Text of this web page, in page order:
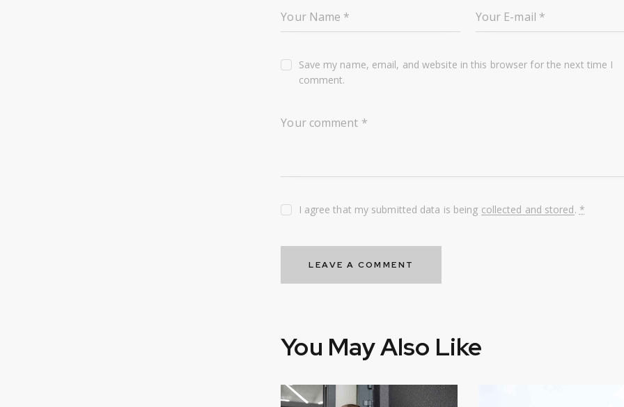
Save my name, email, and website in this browser for the next time I
comment.
I agree that my submitted data is being collected and stored. *
You May Also Like